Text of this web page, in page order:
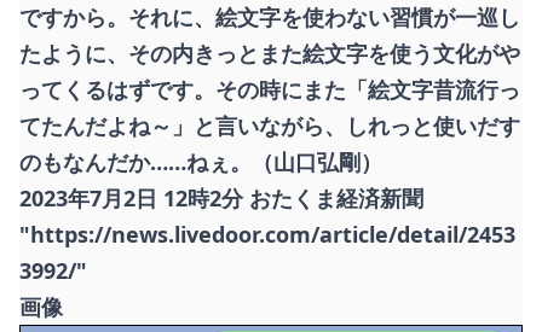
ですから。それに、絵文字を使わない習慣が一巡し
たように、その内きっとまた絵文字を使う文化がや
ってくるはずです。その時にまた「絵文字昔流行っ
てたんだよね～」と言いながら、しれっと使いだす
のもなんだか……ねぇ。（山口弘剛）
2023年7月2日 12時2分 おたくま経済新聞
"https://news.livedoor.com/article/detail/2453
3992/"
画像